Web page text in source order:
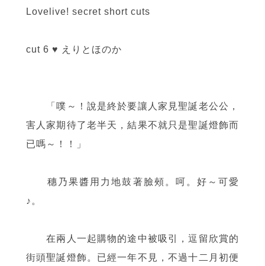
Lovelive! secret short cuts
cut 6 ♥ えりとほのか
「噗～！說是終於要讓人家見聖誕老公公，
害人家期待了老半天，結果不就只是聖誕燈飾而
已嗎～！！」
穗乃果醬用力地鼓著臉頰。呵。好～可愛
♪。
在兩人一起購物的途中被吸引，逗留欣賞的
街頭聖誕燈飾。已經一年不見，不過十二月初便